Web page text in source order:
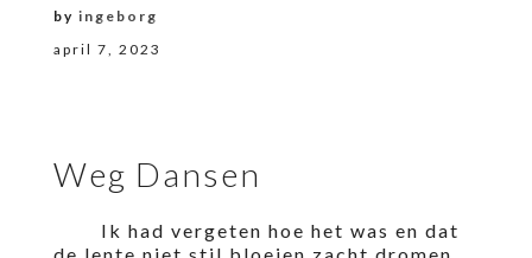
april 7, 2023
by ingeborg
Weg Dansen
Ik had vergeten hoe het was en dat